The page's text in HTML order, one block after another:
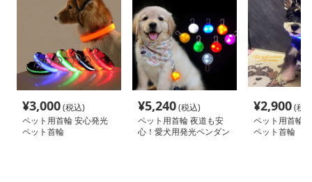
¥3,000(税込)
ペット用首輪 安心発光
ペット首輪
¥5,240(税込)
ペット用首輪 夜道も安
心！愛犬用発光ペンダン
¥2,900(税
ペット用首輪
ペット首輪